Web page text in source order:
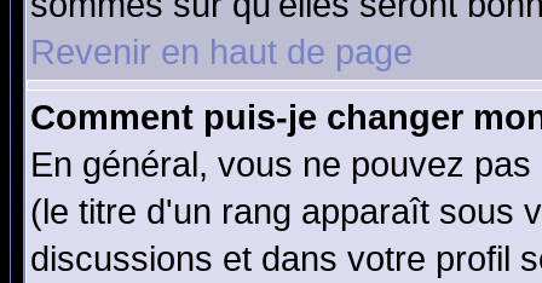
Revenir en haut de page
Comment puis-je changer
En général, vous ne pouvez
(le titre d'un rang apparaît sous
discussions et dans votre profil